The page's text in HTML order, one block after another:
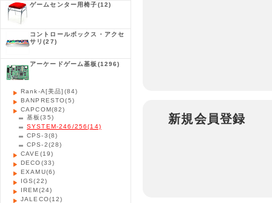
ゲームセンター用椅子(12)
コントロールボックス・アクセ
サリ(27)
アーケードゲーム基板 (1296)
Rank-A[美品] (84)
BANPRESTO(5)
CAPCOM(82)
基板(35)
SYSTEM-246/256(14)
CPS-3(8)
CPS-2(28)
CAVE (19)
DECO(33)
EXAMU(6)
IGS(22)
IREM(24)
JALECO(12)
新規会員登録